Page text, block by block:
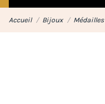
Accueil Bijoux Médailles